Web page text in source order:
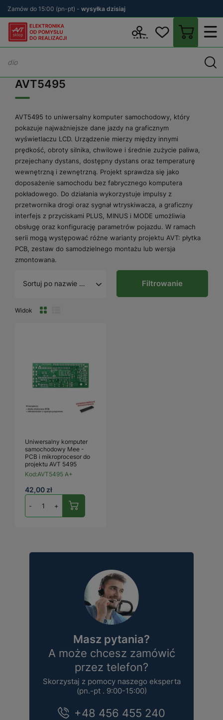
Zamów do 15:00 (pn-pt) - wysyłka dzisiaj
AVT5495
AVT5495 to uniwersalny komputer samochodowy, który
pokazuje najważniejsze dane jazdy na graficznym
wyświetlaczu LCD. Urządzenie mierzy między innymi
prędkość, obroty silnika, chwilowe i średnie zużycie paliwa,
przejechany dystans, dostępny dystans oraz temperaturę
wewnętrzną i zewnętrzną. Projekt sprawdza się jako
doposażenie samochodu bez fabrycznego komputera
pokładowego. Do działania wykorzystuje impulsy z
przetwornika drogi oraz sygnał wtryskiwacza, a graficzny
interfejs z przyciskami PLUS, MINUS i MODE umożliwia
obsługę oraz konfigurację parametrów pojazdu. W ramach
serii mogą występować różne warianty projektu AVT: płytka
PCB, zestaw do samodzielnego montażu lub wersja
zmontowana.
Sortuj po nazwie A - Z
Widok
Filtrowanie
Uniwersalny komputer
samochodowy Mee -
PCB i mikroprocesor do
projektu AVT 5495
Kod:AVT5495 A+
42,00 zł
- +
Masz pytania?
A może chcesz zamówić
przez telefon?
Skorzystaj z pomocy naszego eksperta
(pn.-pt . 9:00-15:00)
+48 456 455 240